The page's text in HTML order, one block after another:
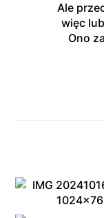
Ale
więc
Ono